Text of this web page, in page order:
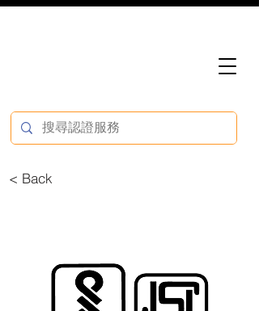
< Back